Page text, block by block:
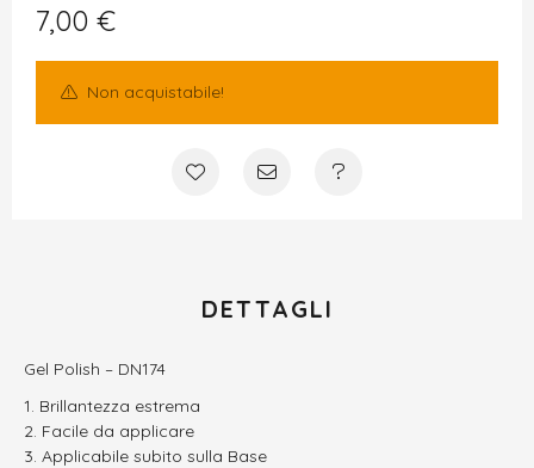
7,00 €
Non acquistabile!
DETTAGLI
Gel Polish – DN174
Brillantezza estrema
Facile da applicare
Applicabile subito sulla Base